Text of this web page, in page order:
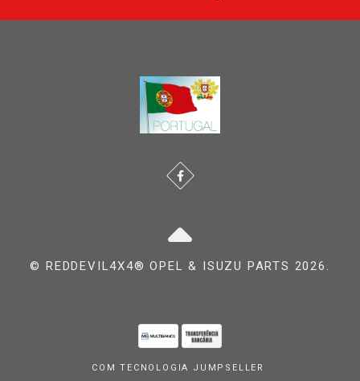
© REDDEVIL4X4® OPEL & ISUZU PARTS 2026.
COM TECNOLOGIA JUMPSELLER .